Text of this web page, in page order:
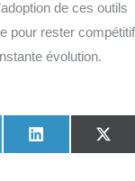
de ces outils
pour rester compétitif
évolution.
Share
on
L
i
on
X
(